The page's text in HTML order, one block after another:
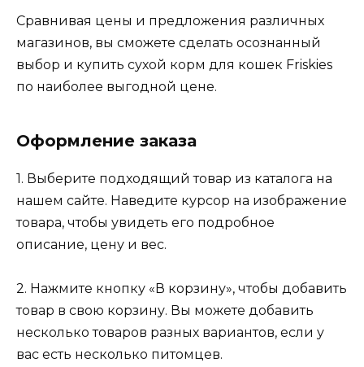
Сравнивая цены и предложения различных
магазинов, вы сможете сделать осознанный
выбор и купить сухой корм для кошек Friskies
по наиболее выгодной цене.
Оформление заказа
1. Выберите подходящий товар из каталога на
нашем сайте. Наведите курсор на изображение
товара, чтобы увидеть его подробное
описание, цену и вес.
2. Нажмите кнопку «В корзину», чтобы добавить
товар в свою корзину. Вы можете добавить
несколько товаров разных вариантов, если у
вас есть несколько питомцев.